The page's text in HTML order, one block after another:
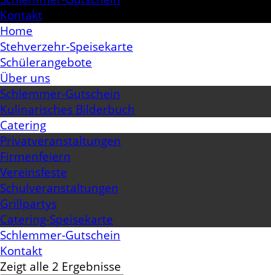
Kontakt
Home
Stehverzehr-Speisekarte
Schülerangebote
Über uns
Schlemmer-Gutschein
Kulinarisches Bilderbuch
Catering
Privatveranstaltungen
Firmenfeiern
Vereinsfeste
Schulveranstaltungen
Grillpartys
Catering-Speisekarte
Schlemmer-Gutschein
Kontakt
Zeigt alle 2 Ergebnisse